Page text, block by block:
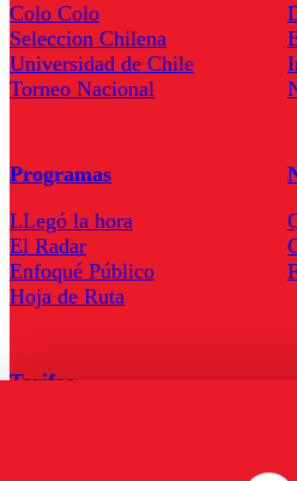
Colo Colo
Seleccion Chilena
Universidad de Chile
Torneo Nacional
Programas
LLegó la hora
El Radar
Enfoqué Público
Hoja de Ruta
Tarifas